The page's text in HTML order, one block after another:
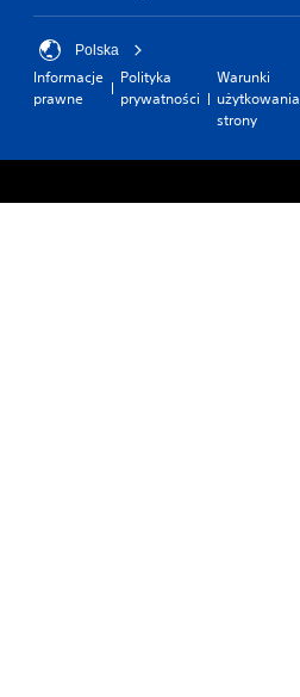
Polska
Informacje
prawne
Polityka
prywatności
Warunki
użytkowania
strony